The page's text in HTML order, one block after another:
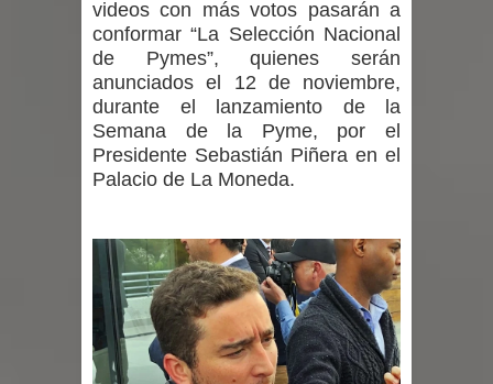
Colegio El Boldo
Municipalidad de Curicó inició
proceso de vacunación escolar
Se activa Código Azul en Talca ante
videos con más votos pasarán a
conformar “La Selección Nacional
de Pymes”, quienes serán
anunciados el 12 de noviembre,
durante el lanzamiento de la
Semana de la Pyme, por el
Presidente Sebastián Piñera en el
Palacio de La Moneda.